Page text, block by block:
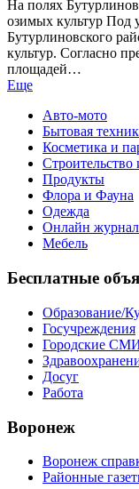
На полях
озимых культур Под
Бутурлиновского
культур. Согласно
площадей…
Еще
Авто-мото
Бытовая
Косметика и
Строительство
Продукты
Флора и Фауна
Одежда
Онлайн журнал
Мебель
Бесплатные
Образование/
Госучреждения
Городские
Досуг
Работа
Воронеж
Воронеж
Районные